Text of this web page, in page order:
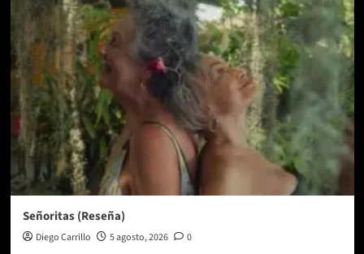
Señoritas (Reseña)
Diego Carrillo 5 agosto, 2026 0